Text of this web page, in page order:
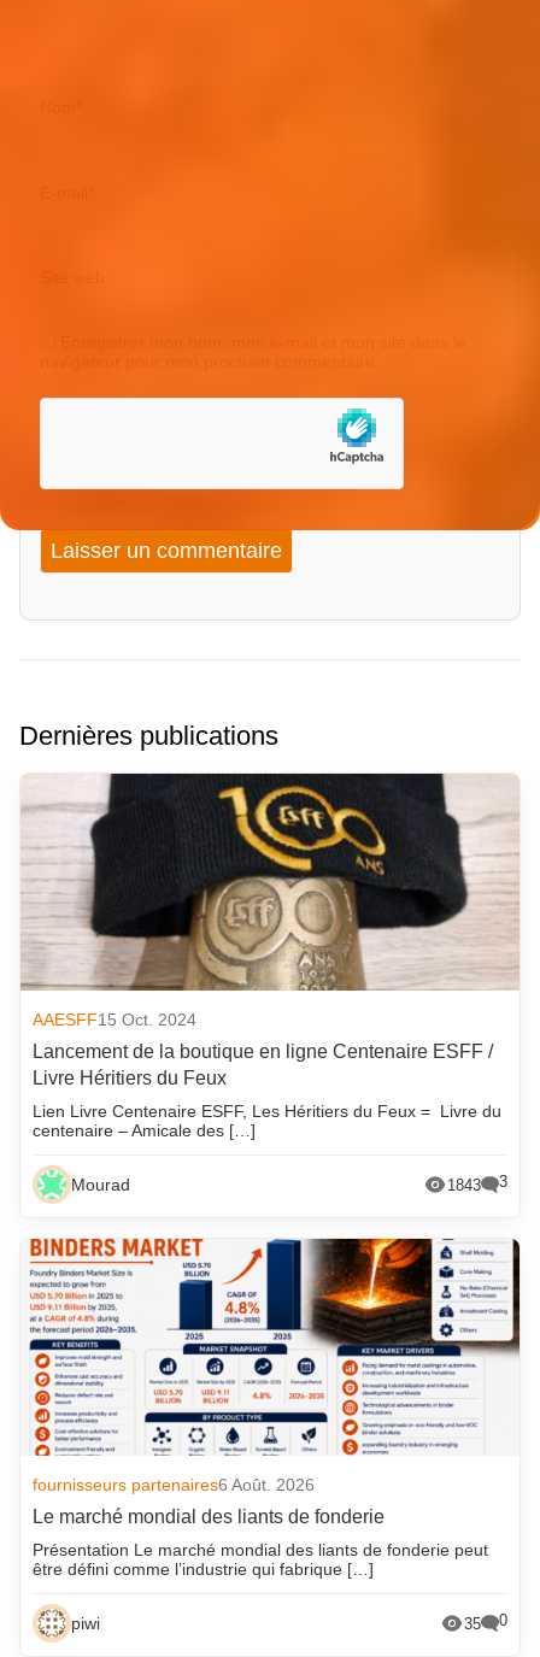
Dernières publications
AAESFF15 Oct. 2024
Lancement de la boutique en ligne Centenaire ESFF /
Livre Héritiers du Feux
Lien Livre Centenaire ESFF, Les Héritiers du Feux = Livre du
centenaire – Amicale des […]
Mourad 1843 3
fournisseurs partenaires6 Août. 2026
Le marché mondial des liants de fonderie
Présentation Le marché mondial des liants de fonderie peut
être défini comme l’industrie qui fabrique […]
piwi 35 0